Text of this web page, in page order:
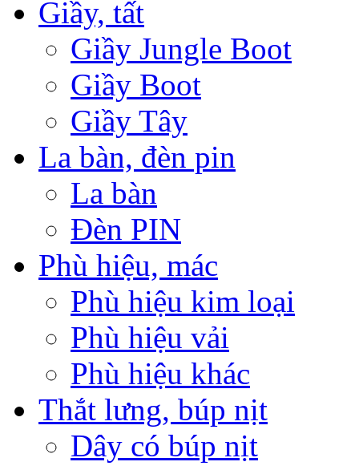
Giầy, tất
Giầy Jungle Boot
Giầy Boot
Giầy Tây
La bàn, đèn pin
La bàn
Đèn PIN
Phù hiệu, mác
Phù hiệu kim loại
Phù hiệu vải
Phù hiệu khác
Thắt lưng, búp nịt
Dây có búp nịt